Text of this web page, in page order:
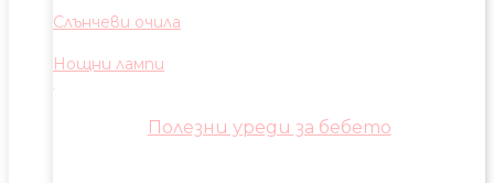
Слънчеви очила
Нощни лампи
Полезни уреди за бебето